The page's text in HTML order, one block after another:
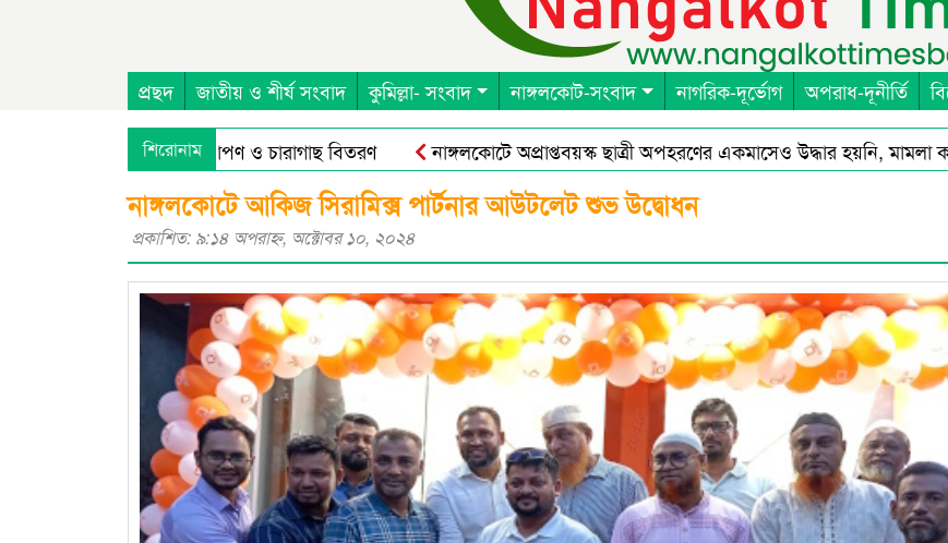
প্রছদ জাতীয় ও শীর্ষ সংবাদ কুমিল্লা- সংবাদ নাঙ্গলকোট-সংবাদ নাগরিক-দূর্ভোগ অপরাধ-দূনীর্তি
শিরোনাম
এর উদ্যোগে বৃক্ষরোপণ ও চারাগাছ বিতরণ নাঙ্গলকোটে অপ্রাপ্তবয়স্ক ছাত্রী অপহরণের একমাসেও উদ্ধার হয়নি, মামলা করায়
নাঙ্গলকোটে আকিজ সিরামিক্স পার্টনার আউটলেট শুভ উদ্বোধন
প্রকাশিত: ৯:১৪ অপরাহ্ণ, অক্টোবর ১০, ২০২৪